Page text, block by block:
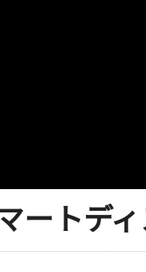
ートデ